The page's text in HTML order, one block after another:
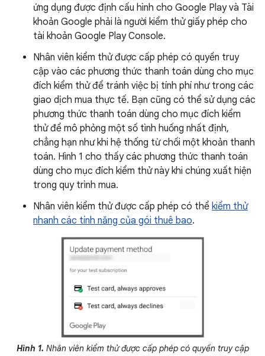
ứng dụng được định cấu hình cho Google Play và Tài
khoản Google phải là người kiểm thử giấy phép cho
tài khoản Google Play Console.
Nhân viên kiểm thử được cấp phép có quyền truy
cập vào các phương thức thanh toán dùng cho mục
đích kiểm thử để tránh việc bị tính phí như trong các
giao dịch mua thực tế. Bạn cũng có thể sử dụng các
phương thức thanh toán dùng cho mục đích kiểm
thử để mô phỏng một số tình huống nhất định,
chẳng hạn như khi hệ thống từ chối một khoản thanh
toán. Hình 1 cho thấy các phương thức thanh toán
dùng cho mục đích kiểm thử này khi chúng xuất hiện
trong quy trình mua.
Nhân viên kiểm thử được cấp phép có thể kiểm thử
nhanh các tính năng của gói thuê bao.
Hình 1. Nhân viên kiểm thử được cấp phép có quyền truy cập